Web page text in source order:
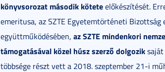
könyvsorozat második köteteelőkészítését.
emeritusa, az SZTE Egyetemtörténeti Bizottság
együttműködésében, az SZTE mindenkori
támogatásával közel húsz szerző dolgozik
többsége részt vett a 2018. szeptember 21-i